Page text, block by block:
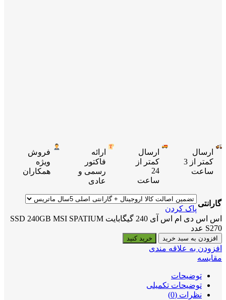
ارسال
کمتر از 3
ساعت
ارسال
کمتر از
24
ساعت
ارائه
فاکتور
رسمی و
عادی
فروش
ویژه
همکاران
گارانتی
پاک کردن
اس اس دی ام اس آی 240 گیگابایت SSD 240GB MSI SPATIUM
S270 عدد
افزودن به سبد خرید خرید کنید
افزودن به علاقه مندی
مقایسه
توضیحات
توضیحات تکمیلی
نظرات (0)